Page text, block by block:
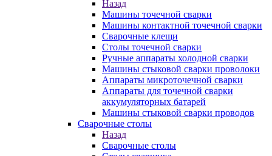
Назад
Машины точечной сварки
Машины контактной точечной сварки
Сварочные клещи
Столы точечной сварки
Ручные аппараты холодной сварки
Машины стыковой сварки проволоки
Аппараты микроточечной сварки
Аппараты для точечной сварки
аккумуляторных батарей
Машины стыковой сварки проводов
Сварочные столы
Назад
Сварочные столы